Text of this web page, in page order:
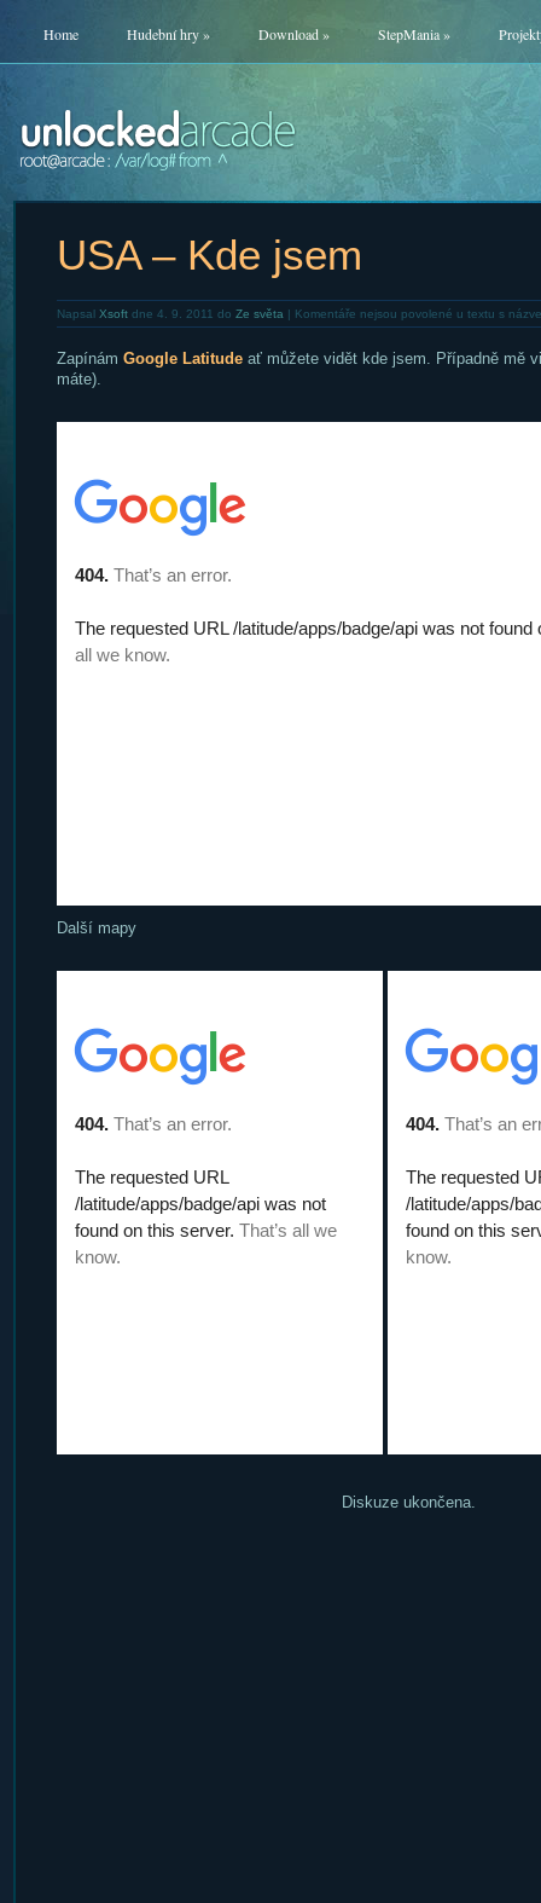
Home Hudební hry» Download» StepMania»
USA – Kde jsem
Napsal Xsoftdne 4. 9. 2011 do Ze světa | Komentáře nejsou povolené u textu s
Zapínám Google Latitudeať můžete vidět kde jsem. Případně mě
máte).
Další mapy
Diskuze ukončena.